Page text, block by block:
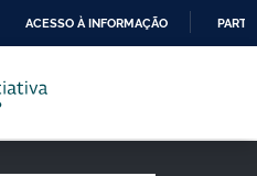
PARA
CONTEÚDO
ACESSO À INFORMAÇÃO